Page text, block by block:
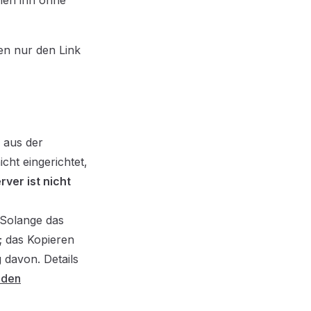
nur den Link
aus der
eingerichtet,
ist nicht
das
Kopieren
Details